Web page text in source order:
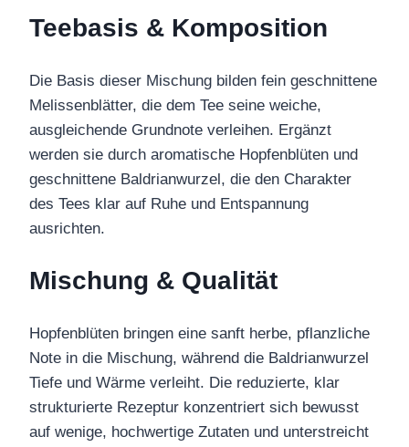
Teebasis & Komposition
Die Basis dieser Mischung bilden fein geschnittene
Melissenblätter, die dem Tee seine weiche,
ausgleichende Grundnote verleihen. Ergänzt
werden sie durch aromatische Hopfenblüten und
geschnittene Baldrianwurzel, die den Charakter
des Tees klar auf Ruhe und Entspannung
ausrichten.
Mischung & Qualität
Hopfenblüten bringen eine sanft herbe, pflanzliche
Note in die Mischung, während die Baldrianwurzel
Tiefe und Wärme verleiht. Die reduzierte, klar
strukturierte Rezeptur konzentriert sich bewusst
auf wenige, hochwertige Zutaten und unterstreicht